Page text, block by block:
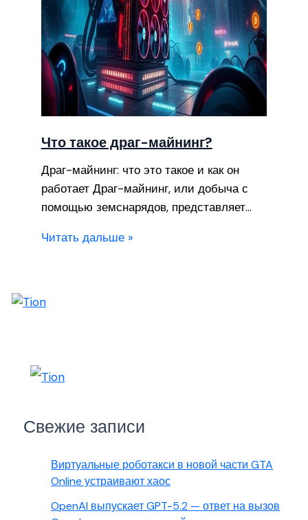
Что такое драг-майнинг?
Драг-майнинг: что это такое и как он
работает Драг-майнинг, или добыча с
помощью земснарядов, представляет…
Читать дальше »
Свежие записи
Виртуальные роботакси в новой части GTA
Online устраивают хаос
OpenAI выпускает GPT-5.2 — ответ на вызов